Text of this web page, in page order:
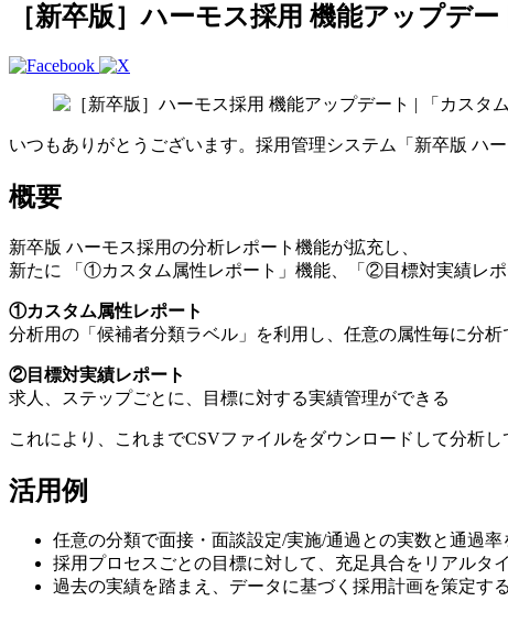
［新卒版］ハーモス採用 機能アップデ
いつもありがとうございます。採用管理システム「新卒版 ハ
概要
新卒版 ハーモス採用の分析レポート機能が拡充し、
新たに 「①カスタム属性レポート」機能、「②目標対実績レポ
①カスタム属性レポート
分析用の「候補者分類ラベル」を利用し、任意の属性毎に分析
②目標対実績レポート
求人、ステップごとに、目標に対する実績管理ができる
これにより、これまでCSVファイルをダウンロードして分析
活用例
任意の分類で面接・面談設定/実施/通過との実数と通過率
採用プロセスごとの目標に対して、充足具合をリアルタ
過去の実績を踏まえ、データに基づく採用計画を策定する